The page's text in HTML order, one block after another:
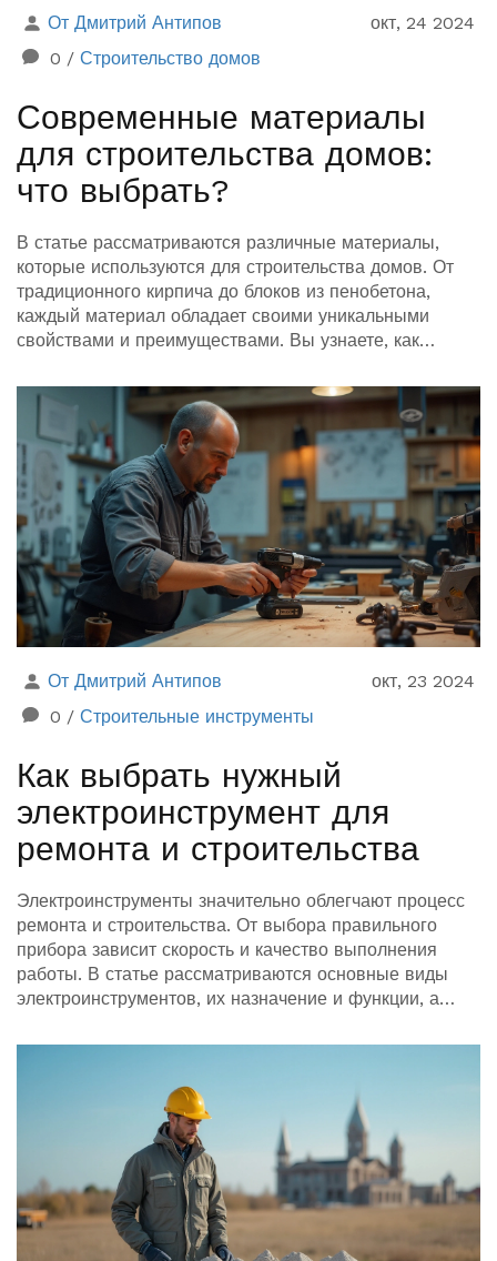
От Дмитрий Антипов
окт, 24 2024
0 / Строительство домов
Современные материалы
для строительства домов:
что выбрать?
В статье рассматриваются различные материалы,
которые используются для строительства домов. От
традиционного кирпича до блоков из пенобетона,
каждый материал обладает своими уникальными
свойствами и преимуществами. Вы узнаете, как
дома, какие бывают технологии строительства и как
современные решения могут повысить
энергоэффективность и комфорт. Также включены
полезные советы для тех, кто планирует вести
строительство самостоятельно.
От Дмитрий Антипов
окт, 23 2024
0 / Строительные инструменты
Как выбрать нужный
электроинструмент для
ремонта и строительства
Электроинструменты значительно облегчают процесс
ремонта и строительства. От выбора правильного
прибора зависит скорость и качество выполнения
работы. В статье рассматриваются основные виды
электроинструментов, их назначение и функции, а
использованию.